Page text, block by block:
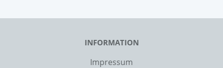
INFORMATION
Impressum